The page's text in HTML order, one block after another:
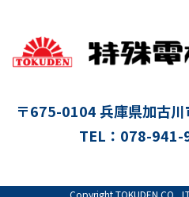
〒675-0104 兵庫県加古
TEL：078-941-
Copyright TOKUDEN CO.,